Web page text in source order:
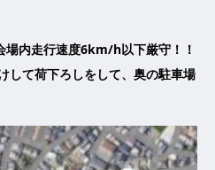
場内走行速度6km/h以下厳守！！
して荷下ろしをして、奥の駐車場